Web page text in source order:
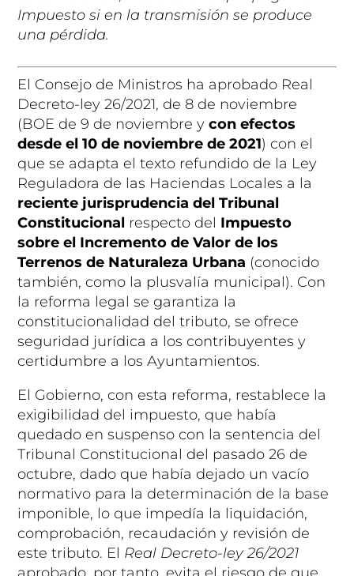
Impuesto si en la transmisión se produce
una pérdida.
El Consejo de Ministros ha aprobado Real
Decreto-ley 26/2021, de 8 de noviembre
(BOE de 9 de noviembre ycon efectos
desde el 10 de noviembre de 2021) con el
que se adapta el texto refundido de la Ley
Reguladora de las Haciendas Locales a la
reciente jurisprudencia del Tribunal
Constitucional respecto del Impuesto
sobre el Incremento de Valor de los
Terrenos de Naturaleza Urbana (conocido
también, como la plusvalía municipal). Con
la reforma legal se garantiza la
constitucionalidad del tributo, se ofrece
seguridad jurídica a los contribuyentes y
certidumbre a los Ayuntamientos.
El Gobierno, con esta reforma, restablece la
exigibilidad del impuesto, que había
quedado en suspenso con la sentencia del
Tribunal Constitucional del pasado 26 de
octubre, dado que había dejado un vacío
normativo para la determinación de la base
imponible, lo que impedía la liquidación,
comprobación, recaudación y revisión de
este tributo. El Real Decreto-ley 26/2021